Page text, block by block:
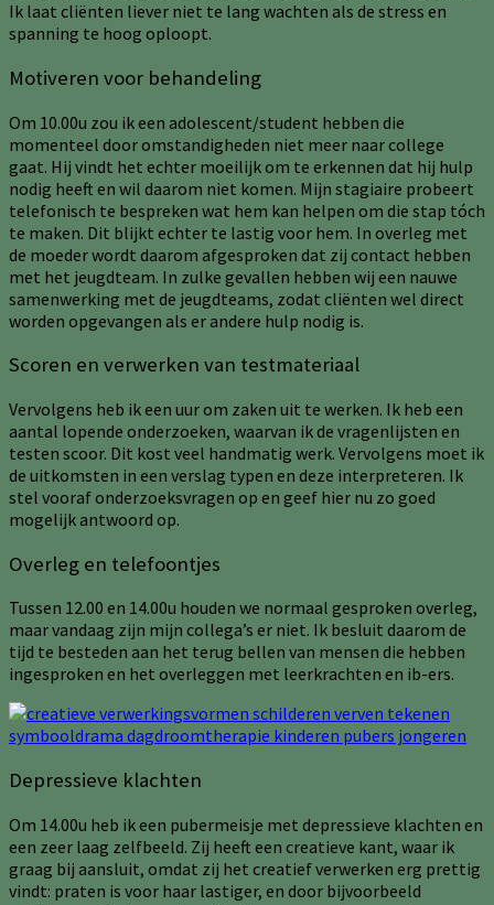
Ik laat cliënten liever niet te lang wachten als de stress en
spanning te hoog oploopt.
Motiveren voor behandeling
Om 10.00u zou ik een adolescent/student hebben die
momenteel door omstandigheden niet meer naar college
gaat. Hij vindt het echter moeilijk om te erkennen dat hij hulp
nodig heeft en wil daarom niet komen. Mijn stagiaire probeert
telefonisch te bespreken wat hem kan helpen om die stap tóch
te maken. Dit blijkt echter te lastig voor hem. In overleg met
de moeder wordt daarom afgesproken dat zij contact hebben
met het jeugdteam. In zulke gevallen hebben wij een nauwe
samenwerking met de jeugdteams, zodat cliënten wel direct
worden opgevangen als er andere hulp nodig is.
Scoren en verwerken van testmateriaal
Vervolgens heb ik een uur om zaken uit te werken. Ik heb een
aantal lopende onderzoeken, waarvan ik de vragenlijsten en
testen scoor. Dit kost veel handmatig werk. Vervolgens moet ik
de uitkomsten in een verslag typen en deze interpreteren. Ik
stel vooraf onderzoeksvragen op en geef hier nu zo goed
mogelijk antwoord op.
Overleg en telefoontjes
Tussen 12.00 en 14.00u houden we normaal gesproken overleg,
maar vandaag zijn mijn collega’s er niet. Ik besluit daarom de
tijd te besteden aan het terug bellen van mensen die hebben
ingesproken en het overleggen met leerkrachten en ib-ers.
Depressieve klachten
Om 14.00u heb ik een pubermeisje met depressieve klachten en
een zeer laag zelfbeeld. Zij heeft een creatieve kant, waar ik
graag bij aansluit, omdat zij het creatief verwerken erg prettig
vindt: praten is voor haar lastiger, en door bijvoorbeeld